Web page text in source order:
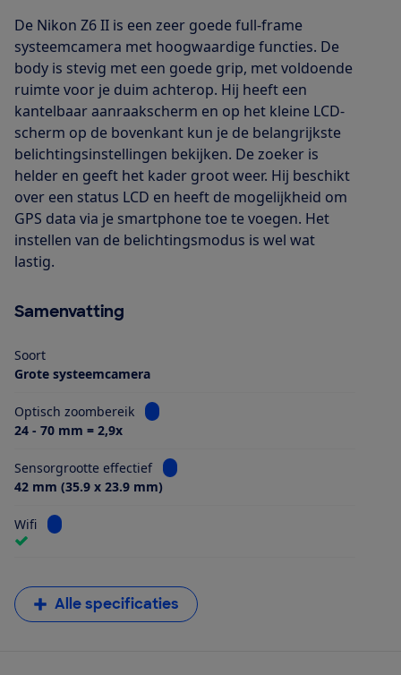
De Nikon Z6 II is een zeer goede full-frame
systeemcamera met hoogwaardige functies. De
body is stevig met een goede grip, met voldoende
ruimte voor je duim achterop. Hij heeft een
kantelbaar aanraakscherm en op het kleine LCD-
scherm op de bovenkant kun je de belangrijkste
belichtingsinstellingen bekijken. De zoeker is
helder en geeft het kader groot weer. Hij beschikt
over een status LCD en heeft de mogelijkheid om
GPS data via je smartphone toe te voegen. Het
instellen van de belichtingsmodus is wel wat
lastig.
Samenvatting
Soort
Grote systeemcamera
Optisch zoombereik
Bekijk informatie voor Optisch zoombereik
24 - 70 mm = 2,9x
Sensorgrootte effectief
Bekijk informatie voor Sensorgrootte
42 mm (35.9 x 23.9 mm)
Wifi Bekijk informatie voor Wifi
Alle specificaties